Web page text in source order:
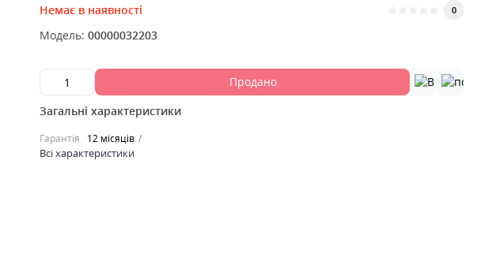
Немає в наявності 0
Модель: 00000032203
Продано
Загальні характеристики
Гарантія 12 місяців
Всі характеристики